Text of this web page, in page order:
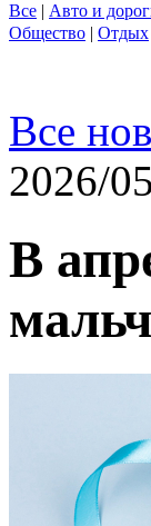
Все | Авто и
Общество | Отдых
Все
2026/
В